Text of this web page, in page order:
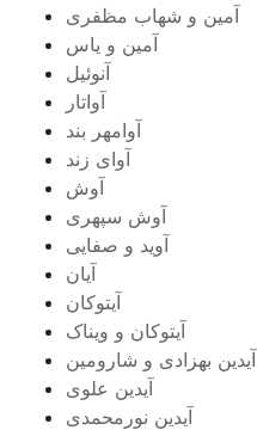
آمین و شهاب مظفری
آمین و یاس
آنوئیل
آواتار
آوامهر بند
آوای زند
آوش
آوش سپهری
آوید و صفایی
آیان
آیتوکان
آیتوکان و ویناک
آیدین بهزادی و شارومین
آیدین علوی
آیدین نورمحمدی